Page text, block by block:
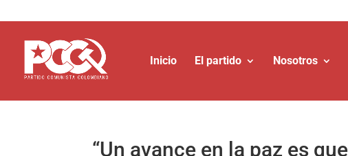
Inicio El partido Nosotros
“Un avance en la paz es